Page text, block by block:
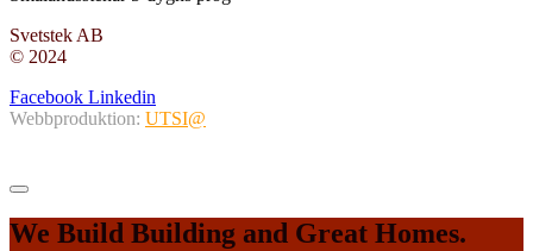
Svetstek AB
© 2024
Facebook Linkedin
Webbproduktion: UTSI@
We Build Building and Great Homes.